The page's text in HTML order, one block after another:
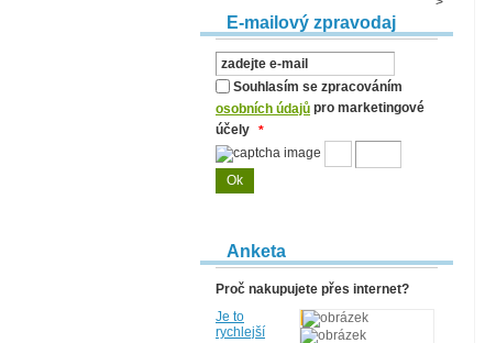
E-mailový zpravodaj
Souhlasím se zpracováním
osobních údajů pro marketingové
účely *
Anketa
Proč nakupujete přes internet?
Je to
rychlejší